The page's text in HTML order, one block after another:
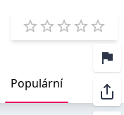
1 Star
2 Stars
3 Stars
4 5
Populární